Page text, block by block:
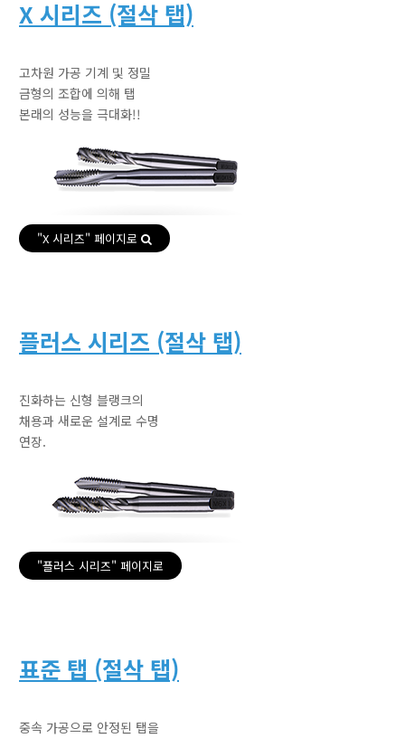
X 시리즈 (절삭 탭)
고차원 가공 기계 및 정밀
금형의 조합에 의해 탭
본래의 성능을 극대화!!
"X 시리즈" 페이지로
플러스 시리즈 (절삭 탭)
진화하는 신형 블랭크의
채용과 새로운 설계로 수명
연장.
"플러스 시리즈" 페이지로
표준 탭 (절삭 탭)
중속 가공으로 안정된 탭을